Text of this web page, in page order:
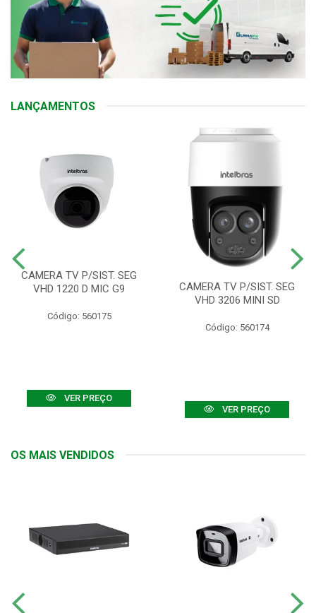
LANÇAMENTOS
CAMERA TV P/SIST. SEG
VHD 1220 D MIC G9
Código: 560175
VER PREÇO
CAMERA TV P/SIST. SEG
VHD 3206 MINI SD
Código: 560174
VER PREÇO
OS MAIS VENDIDOS